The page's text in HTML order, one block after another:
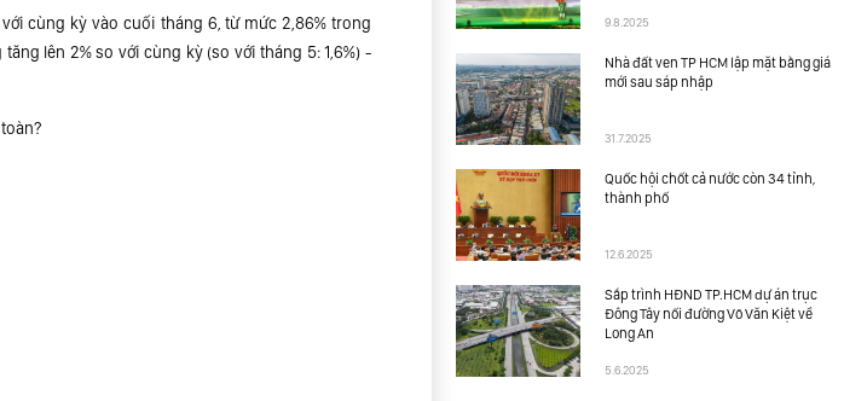
cùng kỳ vào cuối tháng 6, từ mức 2,86% trong
lên 2% so với cùng kỳ (so với tháng 5: 1,6%) -
9.8.2025
Nhà đất ven TP HCM lập mặt bằng giá
mới sau sáp nhập
31.7.2025
Quốc hội chốt cả nước còn 34 tỉnh,
thành phố
12.6.2025
Sắp trình HĐND TP.HCM dự án trục
Đông Tây nối đường Võ Văn Kiệt về
Long An
5.6.2025